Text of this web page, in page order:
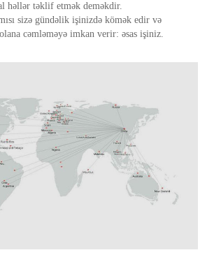
həllər təklif etmək deməkdir.
sizə gündəlik işinizdə kömək edir və
cəmləməyə imkan verir: əsas işiniz.